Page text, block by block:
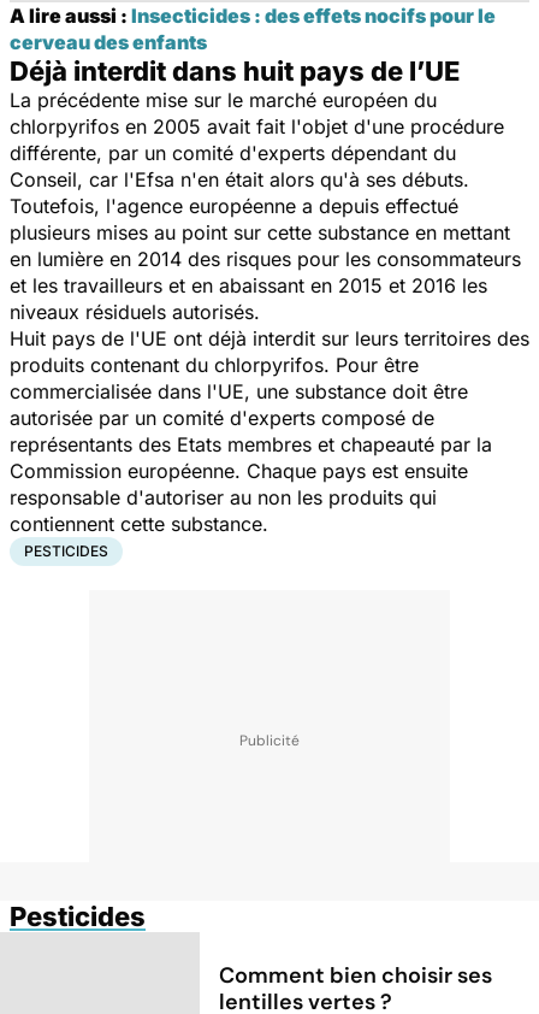
A lire aussi : Insecticides : des effets nocifs pour le
cerveau des enfants
Déjà interdit dans huit pays de l’UE
La précédente mise sur le marché européen du
chlorpyrifos en 2005 avait fait l'objet d'une procédure
différente, par un comité d'experts dépendant du
Conseil, car l'Efsa n'en était alors qu'à ses débuts.
Toutefois, l'agence européenne a depuis effectué
plusieurs mises au point sur cette substance en mettant
en lumière en 2014 des risques pour les consommateurs
et les travailleurs et en abaissant en 2015 et 2016 les
niveaux résiduels autorisés.
Huit pays de l'UE ont déjà interdit sur leurs territoires des
produits contenant du chlorpyrifos. Pour être
commercialisée dans l'UE, une substance doit être
autorisée par un comité d'experts composé de
représentants des Etats membres et chapeauté par la
Commission européenne. Chaque pays est ensuite
responsable d'autoriser au non les produits qui
contiennent cette substance.
PESTICIDES
Pesticides
Comment bien choisir ses
lentilles vertes ?